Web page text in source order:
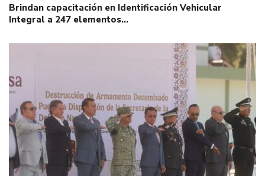
Brindan capacitación en Identificación Vehicular
Integral a 247 elementos…